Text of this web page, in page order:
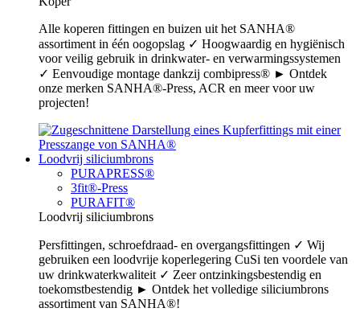
Alle koperen fittingen en buizen uit het SANHA®
assortiment in één oogopslag ✓ Hoogwaardig en hygiënisch
voor veilig gebruik in drinkwater- en verwarmingssystemen
✓ Eenvoudige montage dankzij combipress® ► Ontdek
onze merken SANHA®-Press, ACR en meer voor uw
projecten!
Loodvrij siliciumbrons
PURAPRESS®
3fit®-Press
PURAFIT®
Loodvrij siliciumbrons
Persfittingen, schroefdraad- en overgangsfittingen ✓ Wij
gebruiken een loodvrije koperlegering CuSi ten voordele van
uw drinkwaterkwaliteit ✓ Zeer ontzinkingsbestendig en
toekomstbestendig ► Ontdek het volledige siliciumbrons
assortiment van SANHA®!